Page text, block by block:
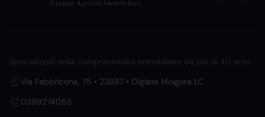
Specializzati nella compravendita immobiliare da più di 40 anni.
Via Fabbricone, 75 • 23887 • Olgiate Molgora LC
0399274065